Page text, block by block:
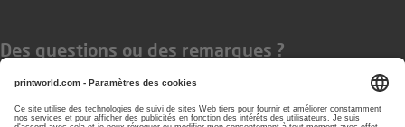
Des questions ou des remarques ?
Vous pouvez nous contacter les
jours ouvrés de 08 h à 17 h